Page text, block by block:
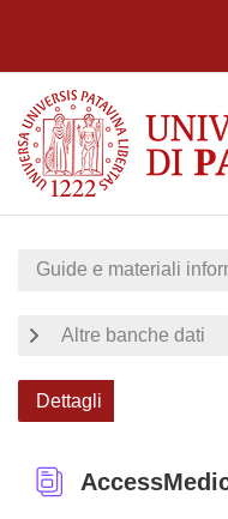
Guide e materiali
Altre banche dati
Dettagli